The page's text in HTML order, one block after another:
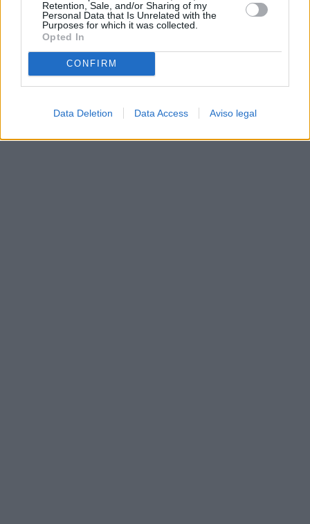
Retention, Sale, and/or Sharing of my
Personal Data that Is Unrelated with the
Purposes for which it was collected.
Opted In
CONFIRM
Data Deletion Data Access Aviso legal